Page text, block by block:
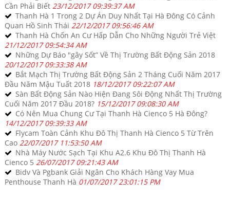
Cần Phải Biết 23/12/2017 09:39:37 AM
Thanh Hà 1 Trong 2 Dự Án Duy Nhất Tại Hà Đông Có Cảnh
Quan Hồ Sinh Thái 22/12/2017 09:56:46 AM
Thanh Hà Chốn An Cư Hấp Dẫn Cho Những Người Trẻ Việt
21/12/2017 09:54:34 AM
Những Dự Báo "gây Sốt” Về Thị Trường Bất Động Sản 2018
20/12/2017 09:33:38 AM
Bắt Mạch Thị Trường Bất Động Sản 2 Tháng Cuối Năm 2017
Đầu Năm Mậu Tuất 2018 18/12/2017 09:22:07 AM
Sàn Bất Động Sản Nào Hiện Đang Sôi Động Nhất Thị Trường
Cuối Năm 2017 Đầu 2018? 15/12/2017 09:08:30 AM
Có Nên Mua Chung Cư Tại Thanh Hà Cienco 5 Hà Đông?
14/12/2017 09:39:33 AM
Flycam Toàn Cảnh Khu Đô Thị Thanh Hà Cienco 5 Từ Trên
Cao 22/07/2017 11:53:50 AM
Nhà Máy Nước Sạch Tại Khu A2.6 Khu Đô Thị Thanh Hà
Cienco 5 26/07/2017 09:21:43 AM
Bidv Và Pgbank Giải Ngân Cho Khách Hàng Vay Mua
Penthouse Thanh Hà 01/07/2017 23:01:15 PM